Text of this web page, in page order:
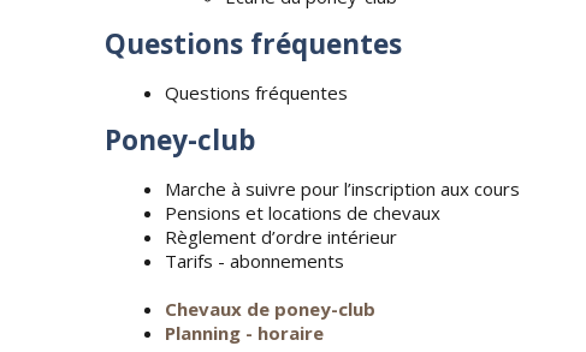
Questions fréquentes
Questions fréquentes
Poney-club
Marche à suivre pour l’inscription aux cours
Pensions et locations de chevaux
Règlement d’ordre intérieur
Tarifs - abonnements
Chevaux de poney-club
Planning - horaire